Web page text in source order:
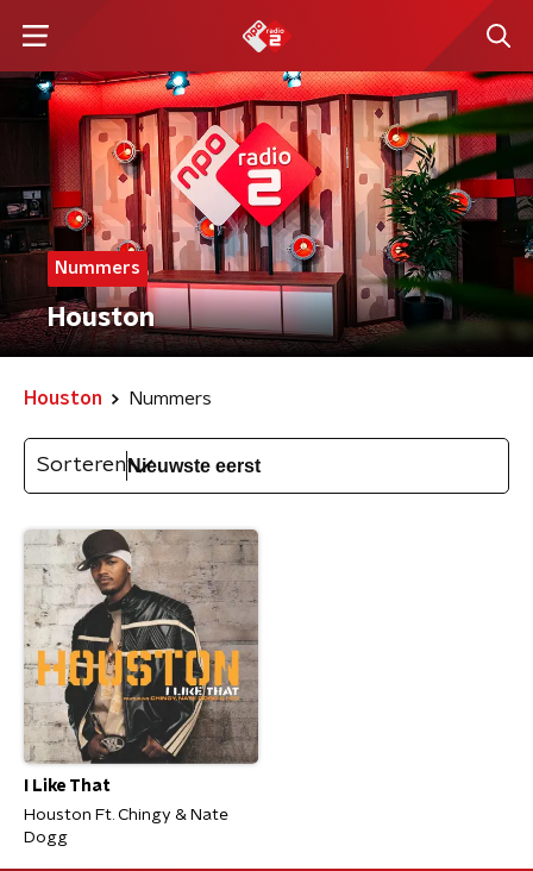
Nummers
Houston
Houston Nummers
Sorteren
I Like That
Houston Ft. Chingy & Nate
Dogg